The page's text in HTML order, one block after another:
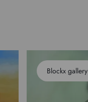
Blockx gallery